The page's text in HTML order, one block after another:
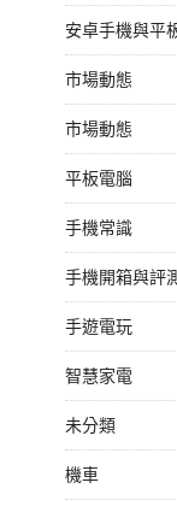
安卓手機與平
市場動態
市場動態
平板電腦
手機常識
手機開箱與評
手遊電玩
智慧家電
未分類
機車